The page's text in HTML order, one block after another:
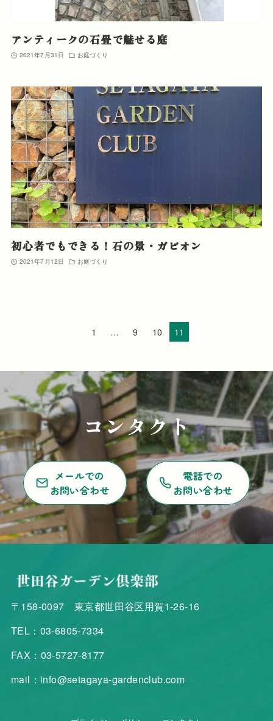
アンティークの石畳で魅せる庭
2021年7月31日 お庭づくり
初心者でもできる！石の景・ガビオン
2021年7月12日 お庭づくり
1 … 9 10 11
コンタクト
メールでの
お問い合わせ
電話での
お問い合わせ
〒158-0097 東京都世田谷区用賀1-26-16
TEL：03-6805-7334
FAX：03-5727-8177
mail：info@setagaya-gardenclub.com